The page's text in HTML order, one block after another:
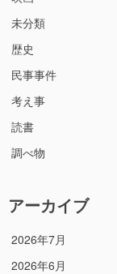
未分類
歴史
民事事件
考え事
読書
調べ物
アーカイブ
2026年7月
2026年6月